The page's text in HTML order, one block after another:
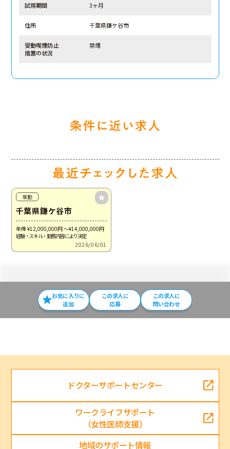
試用期間 3ヶ月
住所 千葉県鎌ケ谷市
受動喫煙防止
措置の状況
禁煙
常勤
千葉県鎌ケ谷市
年俸 ¥12,000,000円～¥14,000,000円
経験・スキル・勤務内容により決定
2026/06/01
お気に入りに
追加
この求⼈に
応募
この求人に
問い合わせ
ドクターサポートセンター
ワークライフサポート
（女性医師支援）
地域のサポート情報